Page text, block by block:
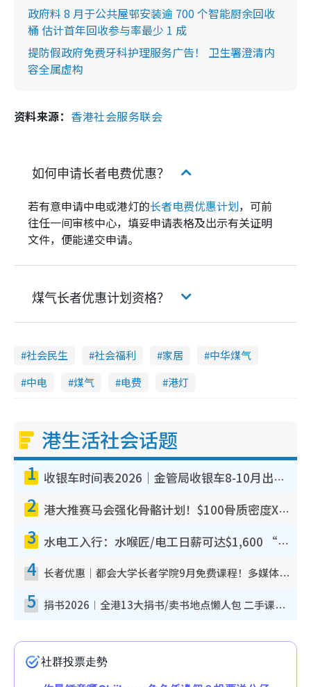
政府料 8 月于公共屋邨安装逾 700 个智能厨余回收
桶 估计首年回收参与率最少 1 成
提防假政府免费牙科护理服务广告！ 卫生署澄清内
容全属虚构
资料来源： 香港社会服务联会
如何申请长者电费优惠？
若有意申请中电或港灯的长者电费优惠计划，可前
往任一间审核中心，填妥申请表格及出示有关证明
文件，便能递交申请。
煤气长者优惠计划资格？
社会民生 社会福利 家居
中华煤气
中电
煤气 电费 港灯
港生活社会话题
1 收银车时间表2026｜金管局收银车8-10月出没地点+时间！无需手续费！硬币免费转现钞或增值至八达通
2 港大推赛马会强化骨骼计划！$100骨质密度X光检查 完成免费运动训练送超市礼券！附参加资格
3 水电工入行：水喉匠/电工日薪可达$1,600 “铁饭碗”职业难被AI取代！附薪酬参考+入行考牌路径
4 长者优惠｜都会大学长者学院9月免费课程！多媒体/微电影创作/网络安全 附报名方法教学
5 捐书2026︱全港13大捐书/卖书地点懒人包 二手课本最高$150＋旧书换免费咖啡/戏票